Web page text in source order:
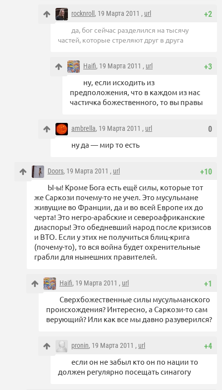
+2
rocknroll , 19 Марта 2011 , url
да, бог сейчас разделился на тысячу
частей, которые стреляют друг в друга
+3
Haifi, 19 Марта 2011 , url
ну, если исходить из
предположения, что в каждом из нас
частичка божественного, то вы правы
0
ambrella, 19 Марта 2011 , url
ну да — мир то есть
+10
Doors, 19 Марта 2011 , url
Ы-ы! Кроме Бога есть ещё силы, которые тот
же Саркози почему-то не учел. Это мусульмане
живущие во Франции, да и во всей Европе их до
черта! Это негро-арабские и североафриканские
диаспоры! Это обедневший народ после кризисов
и ВТО. Если у этих не получиться блиц-крига
(почему-то), то вся война будет охренительные
грабли для нынешних правителей.
+1
Haifi, 19 Марта 2011 , url
Сверхбожественные силы мусульманского
происхождения? Интересно, а Саркози-то сам
верующий? Или как все мы давно разуверился?
+4
pronin, 19 Марта 2011 , url
если он не забыл кто он по нации то
должен регулярно посещать синагогу